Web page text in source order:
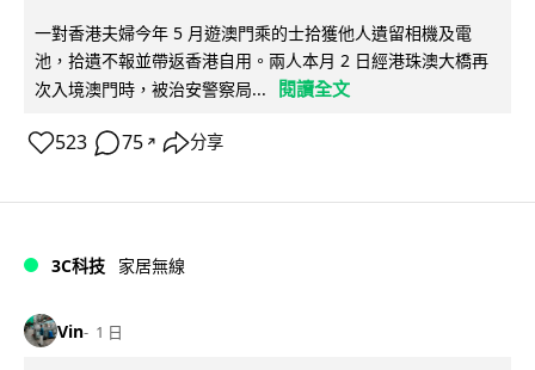
一對香港夫婦今年 5 月遊澳門乘的士拾獲他人遺留相機及電
池，拾遺不報並帶返香港自用。兩人本月 2 日經港珠澳大橋再
次入境澳門時，被治安警察局...
閱讀全文
523 75 ↗ 分享
3C科技 家居無線
Vin 1 日